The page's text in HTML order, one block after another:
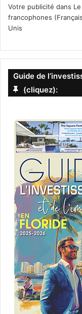
Votre publicité dans
francophones
Unis
Guide de
(cliquez):